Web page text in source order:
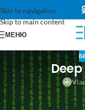
Skip to navigation
Skip to main content
МЕНЮ
Бесплатно (вместо
данных файлов — Deep